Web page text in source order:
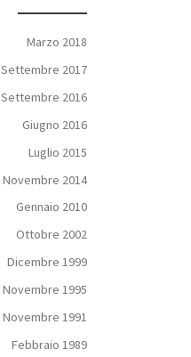
Marzo 2018
Settembre 2017
Settembre 2016
Giugno 2016
Luglio 2015
Novembre 2014
Gennaio 2010
Ottobre 2002
Dicembre 1999
Novembre 1995
Novembre 1991
Febbraio 1989